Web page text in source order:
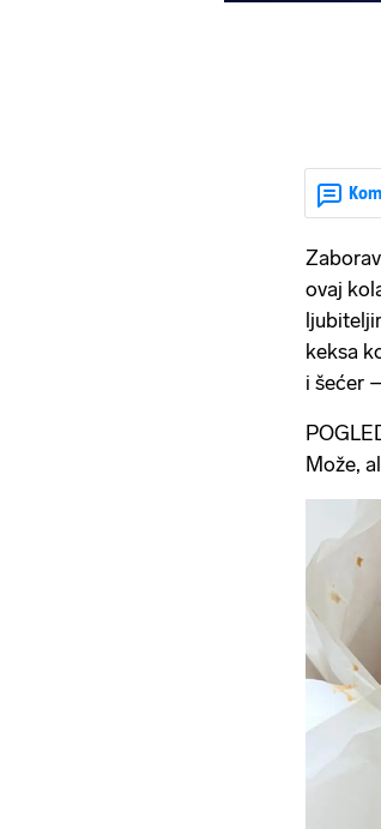
ovaj
keksa
i šećer
Može,